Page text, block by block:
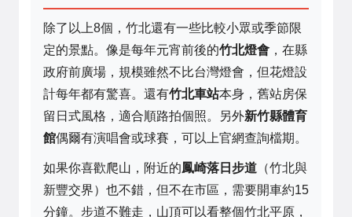
除了以上8個，竹北還有一些比較小眾或季節限
定的景點。像是每年元宵前後的竹北燈會 ，在縣
政府前廣場，規模雖然不比台灣燈會，但花燈設
計每年都有驚喜。還有竹北車站本身，舊站房保
留日式風格，適合順路拍個照。另外新竹縣體育
館偶爾有演唱會或球賽，可以上官網查詢檔期。
如果你喜歡爬山，附近的鳳崎落日步道 （竹北與
新豐交界）也不錯，但不在市區，需要開車約15
分鐘。步道不難走，山頂可以看整個竹北平原，